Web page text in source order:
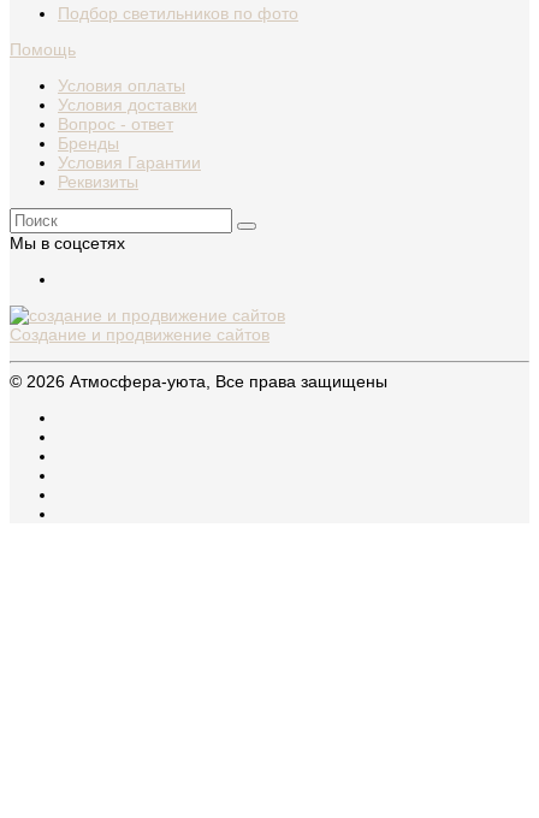
Подбор светильников по фото
Помощь
Условия оплаты
Условия доставки
Вопрос - ответ
Бренды
Условия Гарантии
Реквизиты
Мы в соцсетях
Создание и продвижение сайтов
© 2026 Атмосфера-уюта, Все права защищены